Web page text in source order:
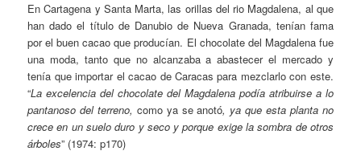
En Cartagena y Santa Marta, las orillas del rio Magdalena, al que
han dado el título de Danubio de Nueva Granada, tenían fama
por el buen cacao que producían. El chocolate del Magdalena fue
una moda, tanto que no alcanzaba a abastecer el mercado y
tenía que importar el cacao de Caracas para mezclarlo con este.
“La excelencia del chocolate del Magdalena podía atribuirse a lo
pantanoso del terreno, como ya se anotó, ya que esta planta no
crece en un suelo duro y seco y porque exige la sombra de otros
árboles” (1974: p170)